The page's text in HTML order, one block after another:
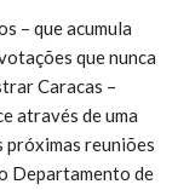
– que acumula
que nunca
Caracas –
através de uma
próximas reuniões
Departamento de